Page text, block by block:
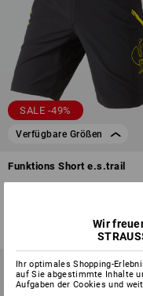
SALE -49%
Verfügbare Größen
Funktions Short e.s.trail
Wir
Ihr optimales Shopping-
auf Sie abgestimmte Inhalte
Aufgaben der Cookies und